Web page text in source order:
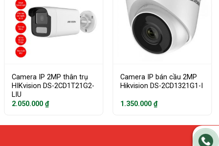
Camera IP 2MP thân trụ
HIKvision DS-2CD1T21G2-
LIU
2.050.000₫
Camera IP bán cầu 2MP
Hikvision DS-2CD1321G1-I
1.350.000₫